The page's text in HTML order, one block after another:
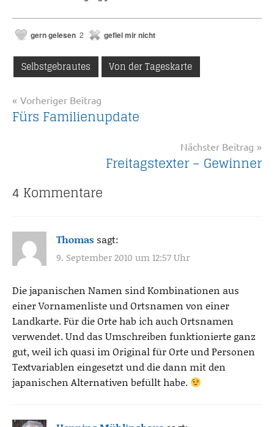
gern gelesen 2 gefiel mir nicht
Selbstgebrautes Von der Tageskarte
Beitragsnavigation
Vorheriger Beitrag
Fürs Familienupdate
Nächster Beitrag
Freitagstexter – Gewinner
4 Kommentare
Thomas sagt:
9. September 2010 um 12:57 Uhr
Die japanischen Namen sind Kombinationen aus
einer Vornamenliste und Ortsnamen von einer
Landkarte. Für die Orte hab ich auch Ortsnamen
verwendet. Und das Umschreiben funktionierte ganz
gut, weil ich quasi im Original für Orte und Personen
Textvariablen eingesetzt und die dann mit den
japanischen Alternativen befüllt habe.